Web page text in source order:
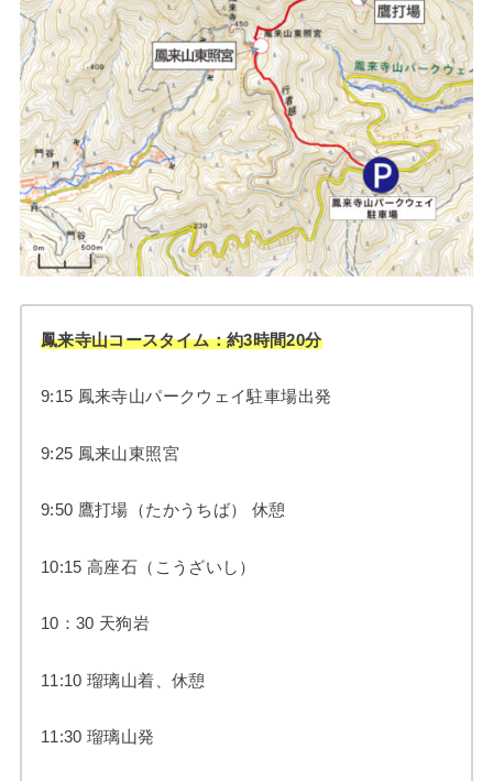
鳳来寺山コースタイム：約3時間20分
9:15 鳳来寺山パークウェイ駐車場出発
9:25 鳳来山東照宮
9:50 鷹打場（たかうちば） 休憩
10:15 高座石（こうざいし）
10：30 天狗岩
11:10 瑠璃山着、休憩
11:30 瑠璃山発